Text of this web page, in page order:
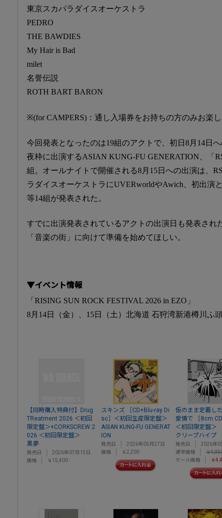
東京スカパラダイスオーケストラ
PEDRO
THE BAWDIES
My Hair is Bad
milet
名誉伝説
ROTH BART BARON
※(for CAMPERS)：通し入場券をお持ちの方のみお楽
今回発表となったのは19組のアクトで、初日8月14日
夜枠に出演するASIAN KUNG-FU GENERATION、「
組。オールナイトで開催される8月15日への出演は、
ラダイスオーケストラにUVERworldやAwich、初出演
等14組が発表された。
すでに出演発表されているアクトの出演日も発表され
「音楽の街」に向けて準備を始めてほしい。
▼イベント情報
「RISING SUN ROCK FESTIVAL 2026 in EZO」
8月14日（金）、15日（土）北海道 石狩湾新港樽川ふ
【同時購入特典付】Drug
TReatment 2026 ＜初回
限定盤＞+CORKSCREW 2
026 ＜初回限定盤＞
黒夢
発売日
2026年07月15日
価格
￥15,400
スキンズ ［CD+Blu-ray Di
sc］＜初回生産限定盤＞
ASIAN KUNG-FU GENERAT
ION
発売日
2026年05月27日
価格
￥2,200
仮のまま定着し
愛情で ［8cm
＜初回限定盤＞
クリープハイプ
発売日
2026年
通常価格
￥
セール価格
￥